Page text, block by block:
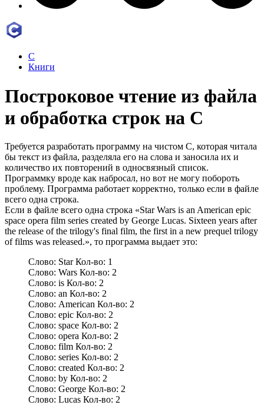
C
Книги
Построковое чтение из файла
и обработка строк на C
Требуется разработать программу на чистом С, которая читала
бы текст из файла, разделяла его на слова и заносила их и
количество их повторений в односвязный список.
Программку вроде как набросал, но вот не могу побороть
проблему. Программа работает корректно, только если в файле
всего одна строка.
Если в файле всего одна строка «Star Wars is an American epic
space opera film series created by George Lucas. Sixteen years after
the release of the trilogy's final film, the first in a new prequel trilogy
of films was released.», то программа выдает это:
Слово: Star Кол-во: 1
Слово: Wars Кол-во: 2
Слово: is Кол-во: 2
Слово: an Кол-во: 2
Слово: American Кол-во: 2
Слово: epic Кол-во: 2
Слово: space Кол-во: 2
Слово: opera Кол-во: 2
Слово: film Кол-во: 2
Слово: series Кол-во: 2
Слово: created Кол-во: 2
Слово: by Кол-во: 2
Слово: George Кол-во: 2
Слово: Lucas Кол-во: 2